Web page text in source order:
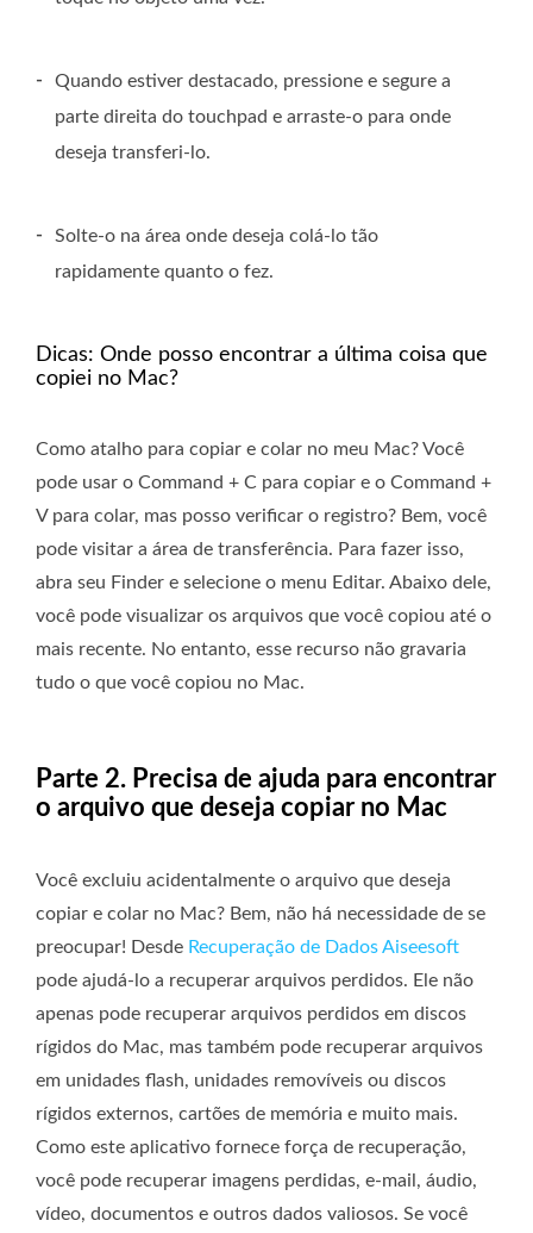
-
Quando estiver destacado, pressione e segure a
parte direita do touchpad e arraste-o para onde
deseja transferi-lo.
-
Solte-o na área onde deseja colá-lo tão
rapidamente quanto o fez.
Dicas: Onde posso encontrar a última coisa que
copiei no Mac?
Como atalho para copiar e colar no meu Mac? Você
pode usar o Command + C para copiar e o Command +
V para colar, mas posso verificar o registro? Bem, você
pode visitar a área de transferência. Para fazer isso,
abra seu Finder e selecione o menu Editar. Abaixo dele,
você pode visualizar os arquivos que você copiou até o
mais recente. No entanto, esse recurso não gravaria
tudo o que você copiou no Mac.
Parte 2. Precisa de ajuda para encontrar
o arquivo que deseja copiar no Mac
Você excluiu acidentalmente o arquivo que deseja
copiar e colar no Mac? Bem, não há necessidade de se
preocupar! Desde Recuperação de Dados Aiseesoft
pode ajudá-lo a recuperar arquivos perdidos. Ele não
apenas pode recuperar arquivos perdidos em discos
rígidos do Mac, mas também pode recuperar arquivos
em unidades flash, unidades removíveis ou discos
rígidos externos, cartões de memória e muito mais.
Como este aplicativo fornece força de recuperação,
você pode recuperar imagens perdidas, e-mail, áudio,
vídeo, documentos e outros dados valiosos. Se você